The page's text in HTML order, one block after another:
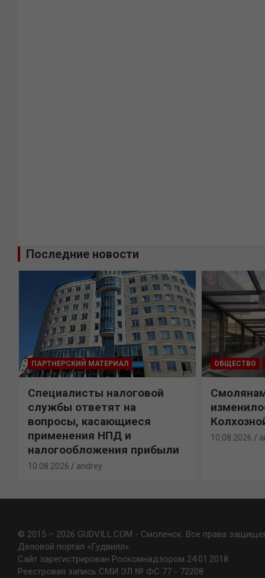
Последние новости
ПАРТНЕРСКИЙ МАТЕРИАЛ
Специалисты налоговой
службы ответят на
вопросы, касающиеся
применения НПД и
налогообложения прибыли
10.08.2026 andrey
ОБЩЕСТВО
10.08.2026
© 2015 – 2026 GUDVILL.COM - Смоленск. Все права
Деловой портал «Гудвилл»
Сайт зарегистрирован Роскомнадзором 24.01.2018
Реестровая запись СМИ ЭЛ № ФС 77 - 72208